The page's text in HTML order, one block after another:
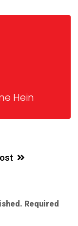
Hein
Required